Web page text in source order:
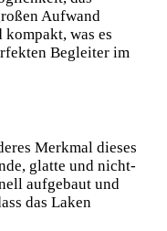
Aufwand
was es
Begleiter im
Merkmal dieses
glatte und nicht-
aufgebaut und
das Laken